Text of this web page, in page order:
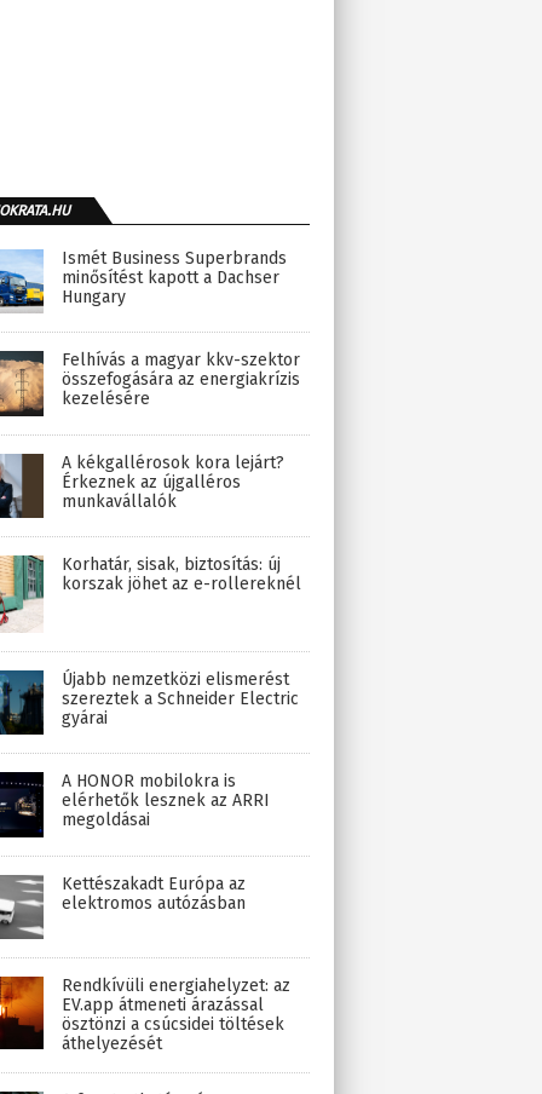
Ismét Business Superbrands
minősítést kapott a Dachser
Hungary
Felhívás a magyar kkv-szektor
összefogására az energiakrízis
kezelésére
A kékgallérosok kora lejárt?
Érkeznek az újgalléros
munkavállalók
Korhatár, sisak, biztosítás: új
korszak jöhet az e-rollereknél
Újabb nemzetközi elismerést
szereztek a Schneider Electric
gyárai
A HONOR mobilokra is
elérhetők lesznek az ARRI
megoldásai
Kettészakadt Európa az
elektromos autózásban
Rendkívüli energiahelyzet: az
EV.app átmeneti árazással
ösztönzi a csúcsidei töltések
áthelyezését